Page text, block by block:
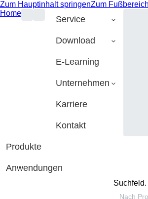
Zum Hauptinhalt springenZum
Home
Service
Download
E-Learning
Unternehmen
Karriere
Kontakt
Produkte
Anwendungen
Suchfeld.